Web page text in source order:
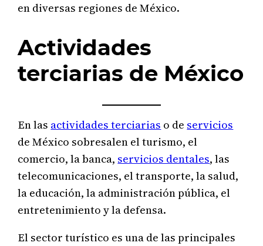
en diversas regiones de México.
Actividades
terciarias de México
En las actividades terciarias o de servicios
de México sobresalen el turismo, el
comercio, la banca, servicios dentales, las
telecomunicaciones, el transporte, la salud,
la educación, la administración pública, el
entretenimiento y la defensa.
El sector turístico es una de las principales